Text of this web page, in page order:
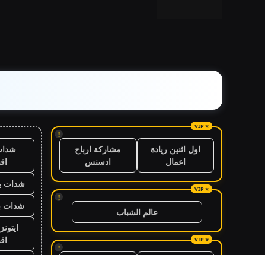
!
اول اثنين ريادة
اعمال
مشاركة ارباح
ادسنس
!
عالم الشباب
!
شدات
شدات